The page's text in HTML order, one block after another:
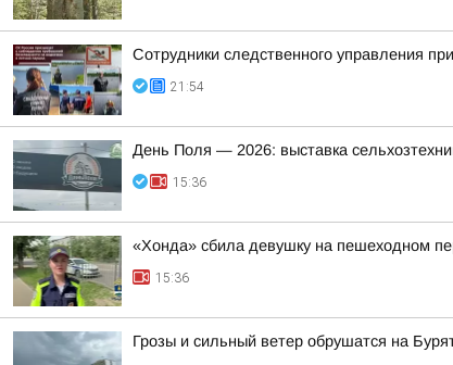
Сотрудники следственного управления
21:54
День Поля — 2026: выставка
15:36
«Хонда» сбила девушку на пешеходном
15:36
Грозы и сильный ветер обрушатся на